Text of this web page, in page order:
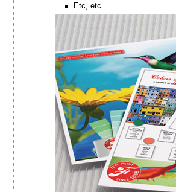
Etc, etc…..